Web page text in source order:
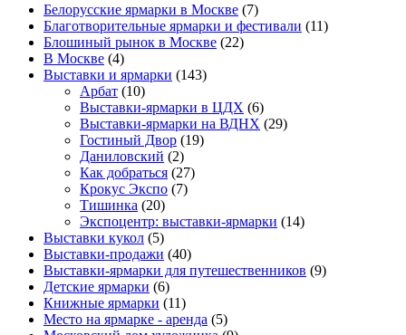
Белорусские ярмарки в Москве (7)
Благотворительные ярмарки и фестивали (11)
Блошиный рынок в Москве (22)
В Москве (4)
Выставки и ярмарки (143)
Арбат (10)
Выставки-ярмарки в ЦДХ (6)
Выставки-ярмарки на ВДНХ (29)
Гостиный Двор (19)
Даниловский (2)
Как добраться (27)
Крокус Экспо (7)
Тишинка (20)
Экспоцентр: выставки-ярмарки (14)
Выставки кукол (5)
Выставки-продажи (40)
Выставки-ярмарки для путешественников (9)
Детские ярмарки (6)
Книжные ярмарки (11)
Место на ярмарке - аренда (5)